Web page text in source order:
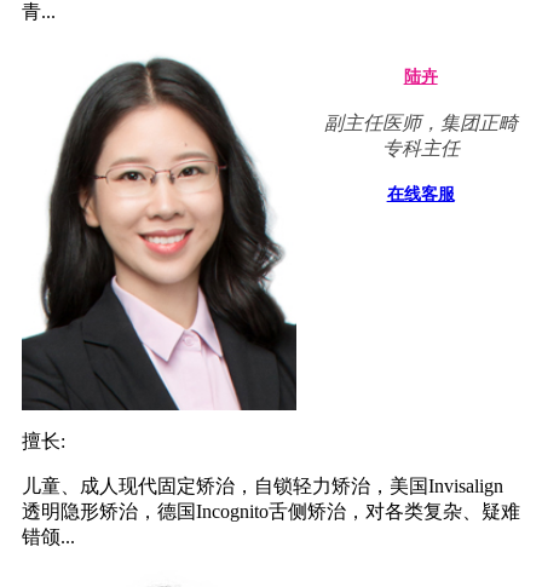
青...
陆卉
副主任医师，集团正畸
专科主任
在线客服
擅长:
儿童、成人现代固定矫治，自锁轻力矫治，美国Invisalign
透明隐形矫治，德国Incognito舌侧矫治，对各类复杂、疑难
错颌...